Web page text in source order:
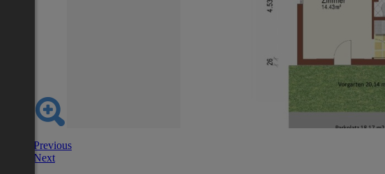
Previous
Next